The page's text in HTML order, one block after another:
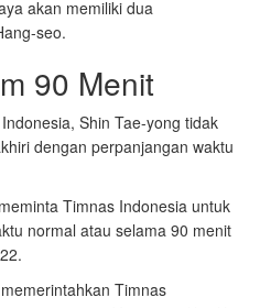
akan memiliki dua
seo.
90 Menit
Shin Tae-yong tidak
dengan perpanjangan waktu
Timnas Indonesia untuk
normal atau selama 90 menit
Timnas